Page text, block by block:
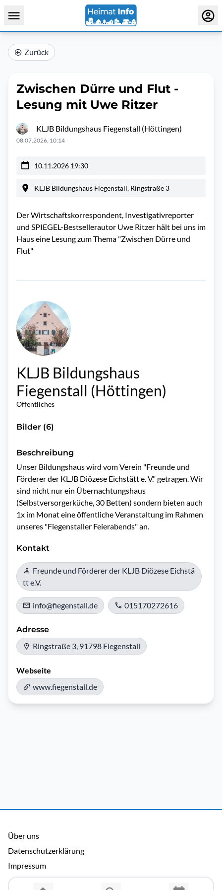
Zurück
Zwischen Dürre und Flut -
Lesung mit Uwe Ritzer
KLJB Bildungshaus Fiegenstall (Höttingen)
08.07.2026, 10:14
10.11.2026 19:30
KLJB Bildungshaus Fiegenstall, Ringstraße 3
Der Wirtschaftskorrespondent, Investigativreporter
und SPIEGEL-Bestsellerautor Uwe Ritzer hält bei uns im
Haus eine Lesung zum Thema "Zwischen Dürre und
Flut"
KLJB Bildungshaus
Fiegenstall (Höttingen)
Öffentliches
Bilder (6)
Beschreibung
Unser Bildungshaus wird vom Verein "Freunde und
Förderer der KLJB Diözese Eichstätt e. V." getragen. Wir
sind nicht nur ein Übernachtungshaus
(Selbstversorgerküche, 30 Betten) sondern bieten auch
1x im Monat eine öffentliche Veranstaltung im Rahmen
Kontakt
Freunde und Förderer der KLJB Diözese Eichstä
tt e.V.
info@fiegenstall.de 015170272616
Adresse
Ringstraße 3, 91798 Fiegenstall
Webseite
www.fiegenstall.de
Über uns
Datenschutzerklärung
Impressum